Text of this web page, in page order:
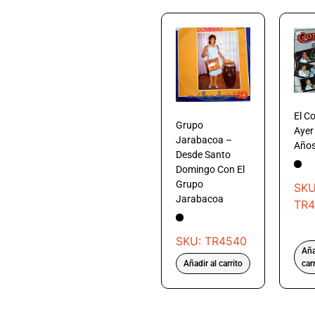
Grupo
Jarabacoa –
Desde Santo
Domingo Con El
Grupo
Jarabacoa
SKU: TR4540
Añadir al carrito
El